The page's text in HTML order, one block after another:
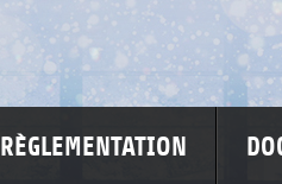
RÈGLEMENTATION